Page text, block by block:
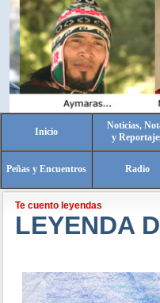
Inicio
Noticias,
y
Peñas y Encuentros Radio
Te cuento leyendas
LEYENDA